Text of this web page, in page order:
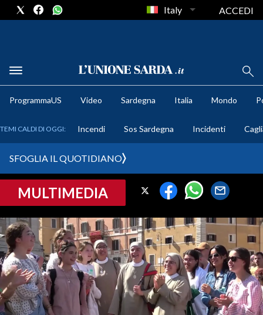
METEO
CRONACA SARDEGNA
PROVINCIA DI CAGLIARI
SULCIS IGLESIENTE
MEDIO CAMPIDANO
ORISTANO E PROVINCIA
SASSARI E PROVINCIA
Italy ACCEDI
ProgrammaUS Video Sardegna Italia Mondo
TEMI CALDI DI OGGI: Incendi Sos Sardegna Incidenti
SFOGLIA IL QUOTIDIANO
MULTIMEDIA